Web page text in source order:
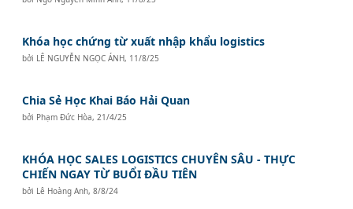
Khóa học chứng từ xuất nhập khẩu logistics
bởi LÊ NGUYỄN NGỌC ÁNH, 11/8/25
Chia Sẻ Học Khai Báo Hải Quan
bởi Phạm Đức Hòa, 21/4/25
KHÓA HỌC SALES LOGISTICS CHUYÊN SÂU - THỰC
CHIẾN NGAY TỪ BUỔI ĐẦU TIÊN
bởi Lê Hoàng Anh,8/8/24